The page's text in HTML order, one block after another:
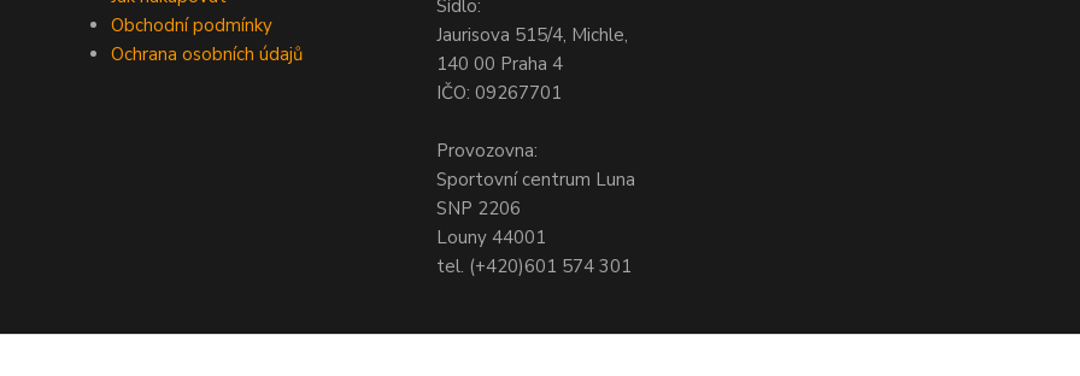
Obchodní podmínky
Ochrana osobních údajů
Sídlo:
Jaurisova 515/4, Michle,
140 00 Praha 4
IČO: 09267701
Provozovna:
Sportovní centrum Luna
SNP 2206
Louny 44001
tel. (+420)601 574 301